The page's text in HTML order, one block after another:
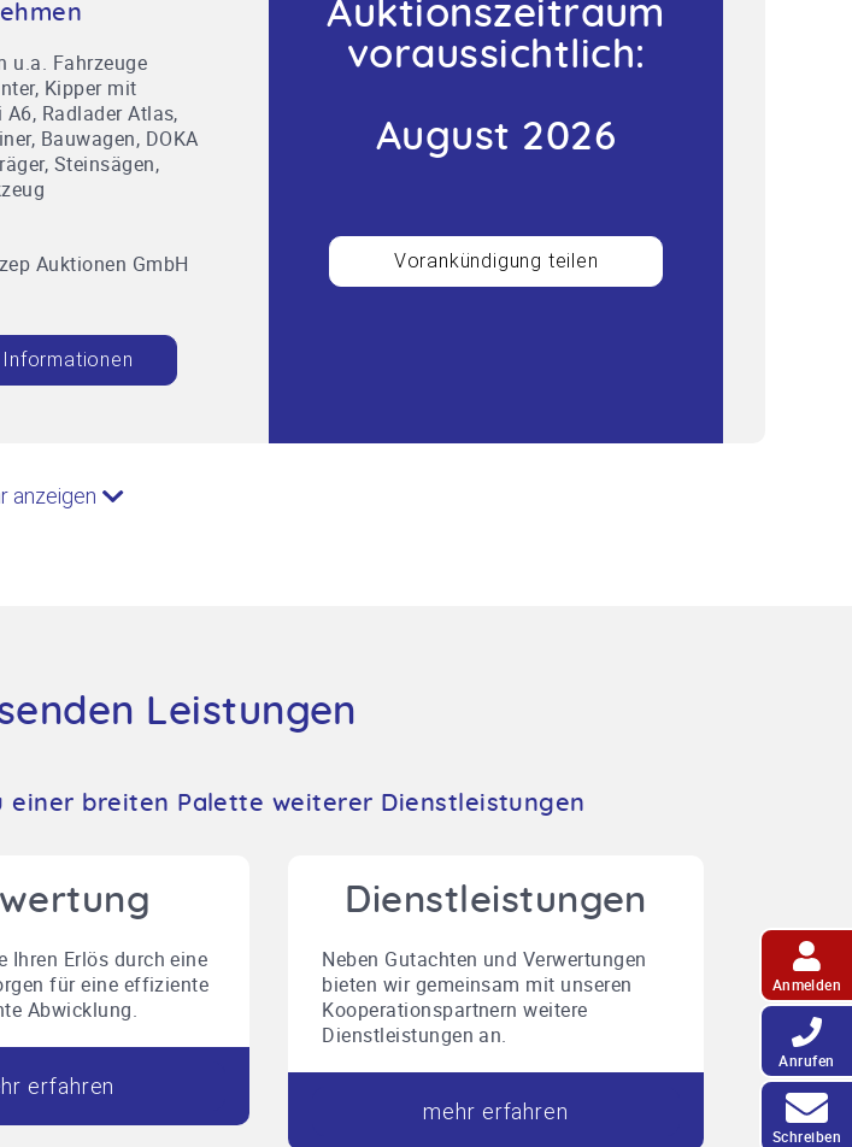
Anmelden
Anrufen
Schreiben
u.a. Fahrzeuge
Kipper mit
Radlader Atlas,
Bauwagen, DOKA
Steinsägen,
Auktionen GmbH
Informationen
Auktionszeitraum
voraussichtlich:
August 2026
Vorankündigung teilen
anzeigen
Leistungen
einer breiten Palette weiterer Dienstleistungen
Ihren Erlös durch eine
für eine effiziente
Abwicklung.
erfahren
Dienstleistungen
Neben Gutachten und Verwertungen
bieten wir gemeinsam mit unseren
Kooperationspartnern weitere
Dienstleistungen an.
mehr erfahren